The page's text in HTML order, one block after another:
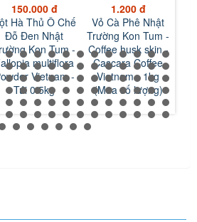
1.200 đ
Cà Phê Nhật
Trường Kon Tum -
husk skin -
Cascara Coffee
Vietnam - 1kg
(Mua số lượng)
1.200 đ
Bột Vỏ Cà Phê
Nhật Trường Kon
Tum - Coffee husk
skin Powder -
Cascara Coffee
Vietnam - 1kg
(Mua số lượng)